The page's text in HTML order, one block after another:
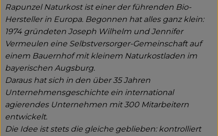
Rapunzel Naturkost ist einer der führenden Bio-
Hersteller in Europa. Begonnen hat alles ganz klein:
1974 gründeten Joseph Wilhelm und Jennifer
Vermeulen eine Selbstversorger-Gemeinschaft auf
einem Bauernhof mit kleinem Naturkostladen im
bayerischen Augsburg.
Daraus hat sich in den über 35 Jahren
Unternehmensgeschichte ein international
agierendes Unternehmen mit 300 Mitarbeitern
entwickelt.
Die Idee ist stets die gleiche geblieben: kontrolliert